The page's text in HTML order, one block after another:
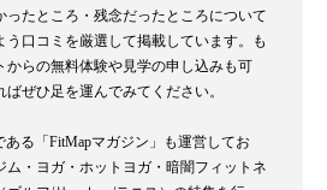
ったところ・残念だったところについて
う口コミを厳選して掲載しています。も
からの無料体験や見学の申し込みも可
ぜひ足を運んでみてください。
る「FitMapマガジン」も運営してお
ム・ヨガ・ホットヨガ・暗闇フィットネ